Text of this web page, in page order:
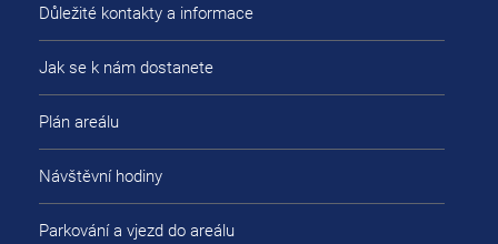
Důležité kontakty a informace
Jak se k nám dostanete
Plán areálu
Návštěvní hodiny
Parkování a vjezd do areálu